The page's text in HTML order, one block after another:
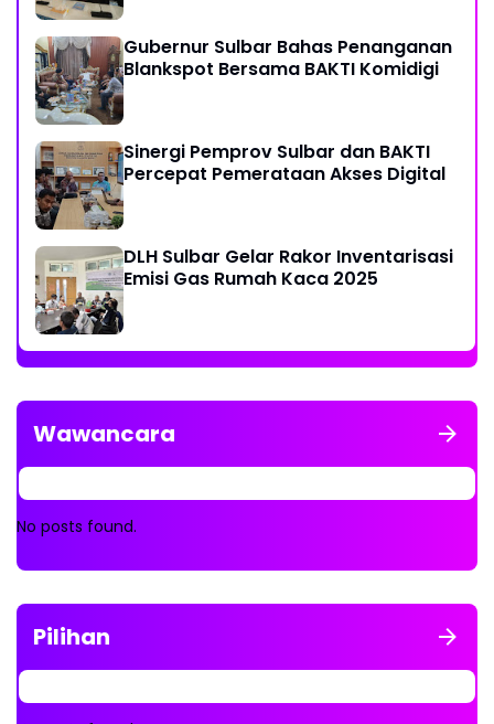
Gubernur Sulbar Bahas Penanganan
Blankspot Bersama BAKTI Komidigi
Sinergi Pemprov Sulbar dan BAKTI
Percepat Pemerataan Akses Digital
DLH Sulbar Gelar Rakor Inventarisasi
Emisi Gas Rumah Kaca 2025
Wawancara
No posts found.
Pilihan